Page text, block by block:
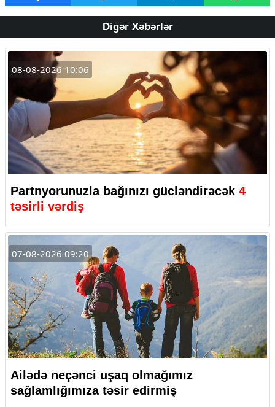
Digər Xəbərlər
08-08-2026 10:06
Partnyorunuzla bağınızı gücləndirəcək 4
təsirli vərdiş
07-08-2026 09:20
Ailədə neçənci uşaq olmağımız
sağlamlığımıza təsir edirmiş